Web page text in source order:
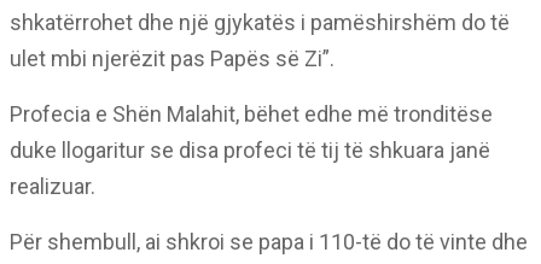
shkatërrohet dhe një gjykatës i pamëshirshëm do të
ulet mbi njerëzit pas Papës së Zi”.
Profecia e Shën Malahit, bëhet edhe më tronditëse
duke llogaritur se disa profeci të tij të shkuara janë
realizuar.
Për shembull, ai shkroi se papa i 110-të do të vinte dhe